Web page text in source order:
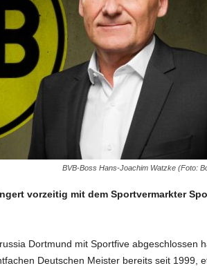
BVB-Boss Hans-Joachim Watzke (Foto:
vorzeitig mit dem Sportvermarkter
Dortmund mit Sportfive abgeschlossen
Deutschen Meister bereits seit 1999,